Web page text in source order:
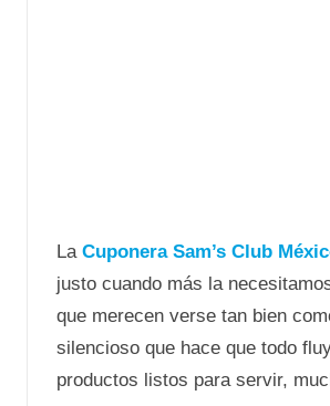
La Cuponera Sam’s Club
justo cuando más la
que merecen verse tan bien
silencioso que hace que todo
productos listos para servir,